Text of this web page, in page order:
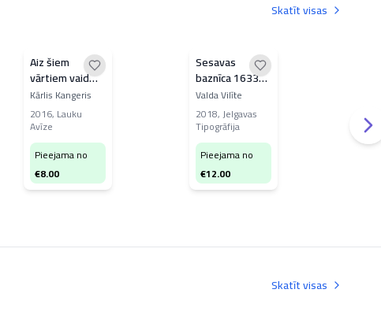
Skatīt visas
Aiz šiem
vārtiem vaid
zeme
Kārlis Kangeris
2016, Lauku
Avīze
Pieejama no
€8.00
Sesavas
baznīca 1633-
2018
Valda Vilīte
2018,Jelgavas
Tipogrāfija
Pieejama no
€12.00
Skatīt visas